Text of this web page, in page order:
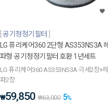
공기청정기필터
LG 퓨리케어360 2단형 AS353NS3A 헤
파형 공기청정기필터 호환 1년세트
LG 퓨리케어360 AS353NS3A 극세2장+헤
파2장
₩59,850 ₩63,000 5%